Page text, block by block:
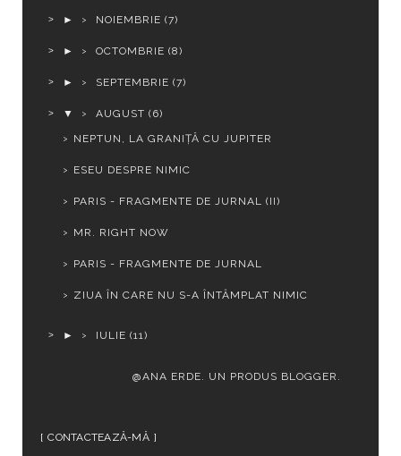
► NOIEMBRIE(7)
► OCTOMBRIE(8)
► SEPTEMBRIE(7)
▼ AUGUST(6)
NEPTUN, LA GRANIȚĂ CU JUPITER
ESEU DESPRE NIMIC
PARIS - FRAGMENTE DE JURNAL (II)
MR. RIGHT NOW
PARIS - FRAGMENTE DE JURNAL
ZIUA ÎN CARE NU S-A ÎNTÂMPLAT NIMIC
► IULIE(11)
@ANA ERDE. UN PRODUS BLOGGER
CONTACTEAZĂ-MĂ